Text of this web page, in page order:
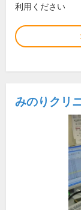
利用ください
みのりクリ